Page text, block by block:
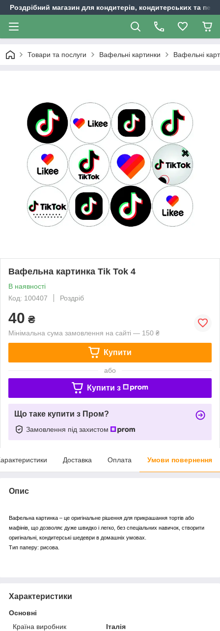
Роздрібний магазин для кондитерів, кондитерських та
Товари та послуги Вафельні картинки Вафельні
Вафельна картинка Tik Tok 4
В наявності
Код: 100407
Роздріб
40 ₴
Мінімальна сума замовлення на сайті — 150 ₴
Купити
або
Купити з
Що таке купити з Пром?
Замовлення під захистом
Доставка Оплата Умови повернення
Опис
Вафельна картинка – це оригінальне рішення для прикрашання тортів або
мафінів, що дозволяє дуже швидко і легко, без спеціальних навичок, створити
оригінальні, кондитерські шедеври в домашніх умовах.
Тип паперу: рисова.
Характеристики
Основні
Країна виробник
Італія